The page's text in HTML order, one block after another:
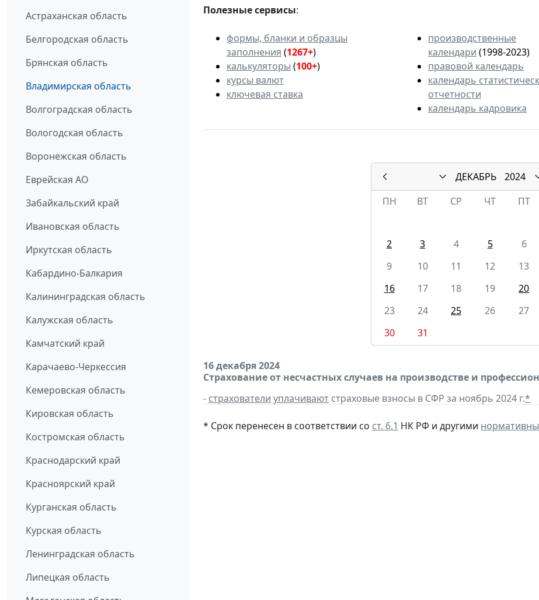
Астраханская область
Белгородская область
Брянская область
Владимирская область
Волгоградская область
Вологодская область
Воронежская область
Еврейская АО
Забайкальский край
Ивановская область
Иркутская область
Кабардино-Балкария
Калининградская область
Калужская область
Камчатский край
Карачаево-Черкессия
Кемеровская область
Кировская область
Костромская область
Краснодарский край
Красноярский край
Курганская область
Курская область
Ленинградская область
Липецкая область
Полезные сервисы:
формы, бланки и образцы
заполнения (1267+)
калькуляторы (100+)
курсы валют
ключевая ставка
производственные
календари (1998-2023)
правовой календарь
календарь
отчетности
календарь кадровика
ДЕКАБРЬ
2024
ПН
ВТ СР ЧТ ПТ
2
3 4 5 6
9
10 11 12 13
16
17 18 19 20
23
24 25 26 27
30
31
16 декабря 2024
Страхование от несчастных случаев на производстве и
- страхователи уплачивают страховые взносы в СФР за ноябрь 2024 г.*
* Срок перенесен в соответствии со ст. 6.1 НК РФ и другими